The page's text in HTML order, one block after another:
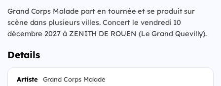
Grand Corps Malade part en tournée et se produit sur
scène dans plusieurs villes. Concert le vendredi 10
décembre 2027 à ZENITH DE ROUEN (Le Grand Quevilly).
Details
Artiste Grand Corps Malade